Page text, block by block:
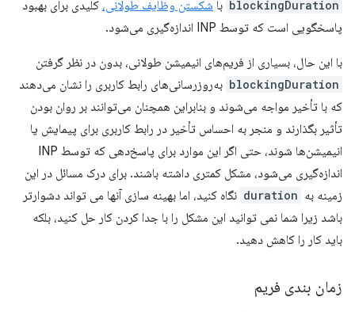
blockingDuration با شکستن وظایف طولانی، کلیدی برای بهبود
پاسخگویی است که توسط INP اندازه‌گیری می‌شود.
با این حال، بسیاری از فریم‌های انیمیشن طولانی، بدون در نظر گرفتن
blockingDuration به‌روزرسانی‌های رابط کاربری را نشان می‌دهند
که با تأخیر مواجه می‌شوند و بنابراین همچنان می‌توانند بر روان بودن
تأثیر بگذارند و منجر به احساس تأخیر در رابط کاربری برای پیمایش یا
انیمیشن‌ها شوند، حتی اگر این موارد برای پاسخ‌دهی که توسط INP
اندازه‌گیری می‌شود، مشکل کمتری داشته باشند. برای درک مسائل در این
زمینه به duration نگاه کنید، اما بهینه سازی آنها می تواند دشوارتر
باشد زیرا شما نمی توانید این مشکل را با جدا کردن کار حل کنید، بلکه
باید کار را کاهش دهید.
زمان بندی فریم